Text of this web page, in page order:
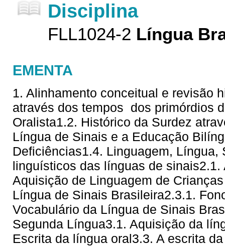
Disciplina
FLL1024-2 Língua
EMENTA
1. Alinhamento conceitual e revisão
através dos tempos  dos primórdios
Oralista1.2. Histórico da Surdez
Língua de Sinais e a Educação
Deficiências1.4. Linguagem,
linguísticos das línguas de
Aquisição de Linguagem de
Língua de Sinais Brasileira2.3.1.
Vocabulário da Língua de Sinais
Segunda Língua3.1. Aquisição da
Escrita da língua oral3.3. A escrita